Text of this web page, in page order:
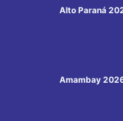
Alto Paraná
Amambay